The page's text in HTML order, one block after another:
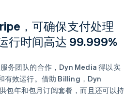
，可确保支付处理
行时间高达 99.999%
务团队的合作，Dyn Media 得以实
有效运行。借助 Billing，Dyn
包年和包月订阅套餐，而且还可以持